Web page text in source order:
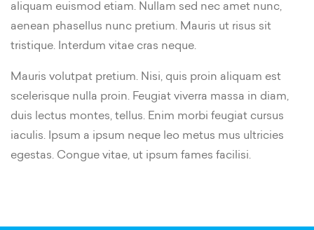
aliquam euismod etiam. Nullam sed nec amet nunc,
aenean phasellus nunc pretium. Mauris ut risus sit
tristique. Interdum vitae cras neque.
Mauris volutpat pretium. Nisi, quis proin aliquam est
scelerisque nulla proin. Feugiat viverra massa in diam,
duis lectus montes, tellus. Enim morbi feugiat cursus
iaculis. Ipsum a ipsum neque leo metus mus ultricies
egestas. Congue vitae, ut ipsum fames facilisi.